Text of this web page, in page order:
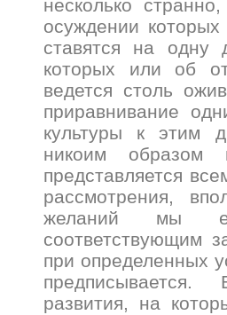
несколько
осуждении
ставятся на одну
которых или об
ведется столь
приравнивание
культуры к этим
никоим образом
представляется
рассмотрения,
желаний мы
соответствующим
при определенных
развития, на